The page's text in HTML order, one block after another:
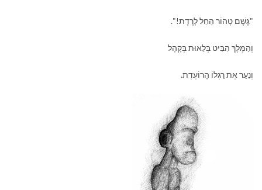
"גֶּשֶׁם טָהוֹר הֵחֵל לָרֶדֶת!".
וְהַמֶּלֶךְ הִבִּיט בְּלֵאוּת בְּקָהָל
וְנִעֵר אֶת רַגְלוֹ הָרוֹעֶדֶת.